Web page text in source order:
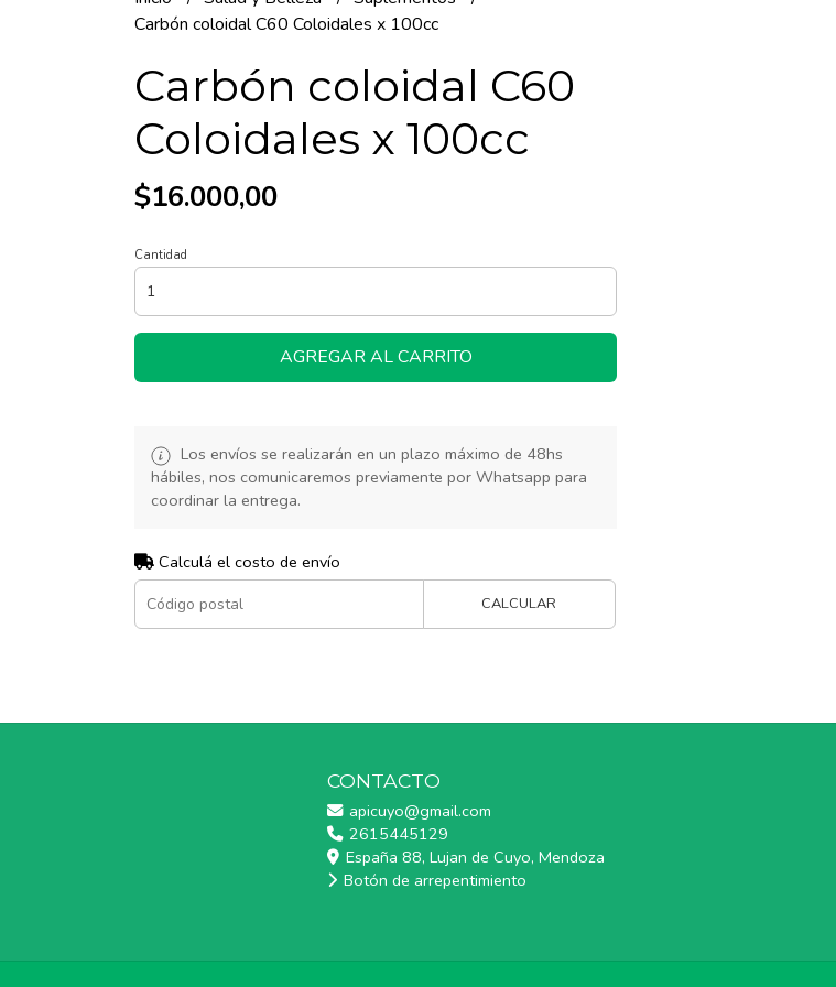
Carbón coloidal C60 Coloidales x 100cc
Carbón coloidal C60
Coloidales x 100cc
$16.000,00
Cantidad
AGREGAR AL CARRITO
Los envíos se realizarán en un plazo máximo de 48hs
hábiles, nos comunicaremos previamente por Whatsapp para
coordinar la entrega.
Calculá el costo de envío
CALCULAR
CONTACTO
apicuyo@gmail.com
2615445129
España 88, Lujan de Cuyo, Mendoza
Botón de arrepentimiento